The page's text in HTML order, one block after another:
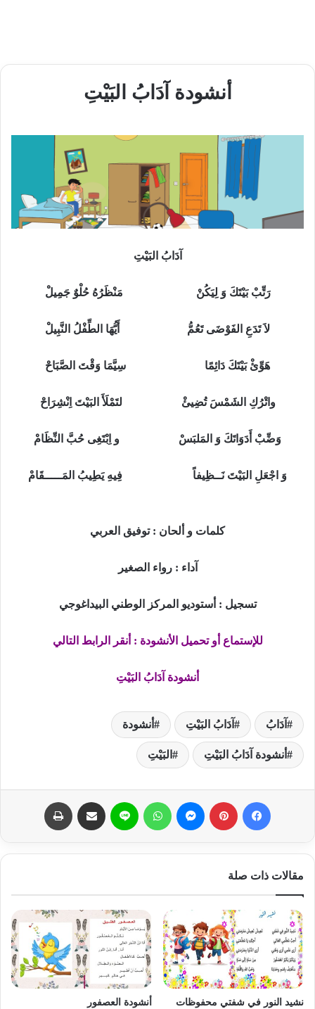
أنشودة آدَابُ البَيْتِ
آدَابُ البَيْتِ
رَتِّبْ بَيْتَكَ وَ لِيَكُنْ مَنْظَرُهُ حُلْوٌ جَمِيلْ
لاَ تَدَعِ الفَوْضَى تَعُمُّ أَيُّهَا الطِّفْلُ النَّبِيلْ
هَوِّئْ بَيْتَكَ دَائِمًا سِيَّمَا وَقْتَ الصَّبَاحْ
واتْرُكِ الشَمْسَ تُضِيئْ لتَمْلَأَ البَيْتَ اِنْشِرَاحْ
وَضِّبْ أَدَوَاتَكَ وَ المَلبَسْ و اِبْتَغِى حُبَّ النِّظَامْ
وَ اجْعَلِ البَيْتَ نَــظِيفاً فِيهِ يَطِيبُ المَـــــقَامْ
كلمات و ألحان : توفيق العربي
آداء : رواء الصغير
تسجيل : أستوديو المركز الوطني البيداغوجي
للإستماع أو تحميل الأنشودة : أنقر الرابط التالي
أنشودة آدَابُ البَيْتِ
آدَابُ آدَابُ البَيْتِ أنشودة
أنشودة آدَابُ البَيْتِ البَيْتِ
مقالات ذات صلة
نشيد النور في شفتي محفوظات أنشودة العصفور